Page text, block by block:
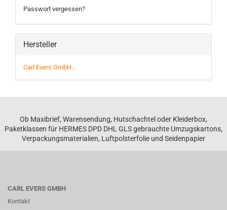
Passwort vergessen?
Hersteller
Carl Evers GmbH...
Ob Maxibrief, Warensendung, Hutschachtel oder Kleiderbox,
Paketklassen für HERMES DPD DHL GLS gebrauchte Umzugskartons,
Verpackungsmaterialien, Luftpolsterfolie und Seidenpapier
CARL EVERS GMBH
Kontakt